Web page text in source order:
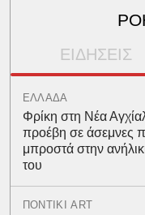
ΕΙΔΗΣΕΙΣ
ΕΛΛΑΔΑ
Φρίκη στη Νέα
προέβη σε άσεμνες
μπροστά στην
του
ΠΟΝΤΙΚΙ ART